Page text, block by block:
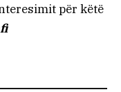
për këtë